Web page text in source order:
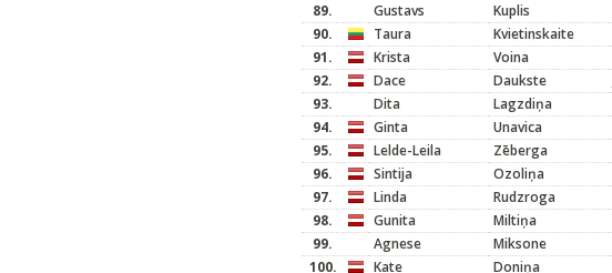
89.
Gustavs Kuplis
90.
Taura Kvietinskaite
91.
Krista Voina
92.
Dace Daukste
93.
Dita Lagzdiņa
94.
Ginta Unavica
95.
Lelde-Leila Zēberga
96.
Sintija Ozoliņa
97.
Linda Rudzroga
98.
Gunita Miltiņa
99.
Agnese Miksone
100.
Kate Doniņa